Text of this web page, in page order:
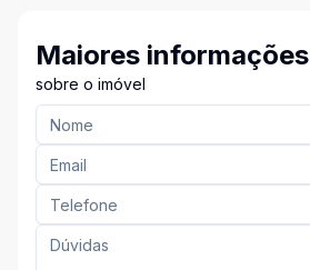
Maiores informações
sobre o imóvel